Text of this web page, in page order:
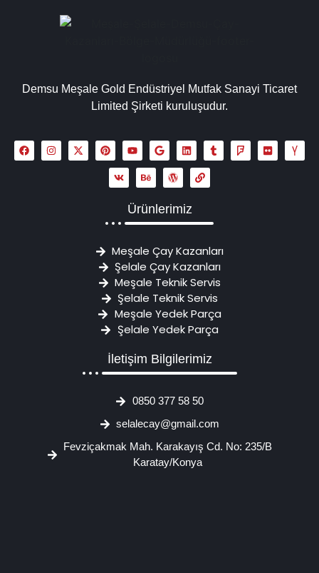
Demsu Meşale Gold Endüstriyel Mutfak Sanayi Ticaret
Limited Şirketi kuruluşudur.
Ürünlerimiz
Meşale Çay Kazanları
Şelale Çay Kazanları
Meşale Teknik Servis
Şelale Teknik Servis
Meşale Yedek Parça
Şelale Yedek Parça
İletişim Bilgilerimiz
0850 377 58 50
selalecay@gmail.com
Fevziçakmak Mah. Karakayış Cd. No: 235/B
Karatay/Konya